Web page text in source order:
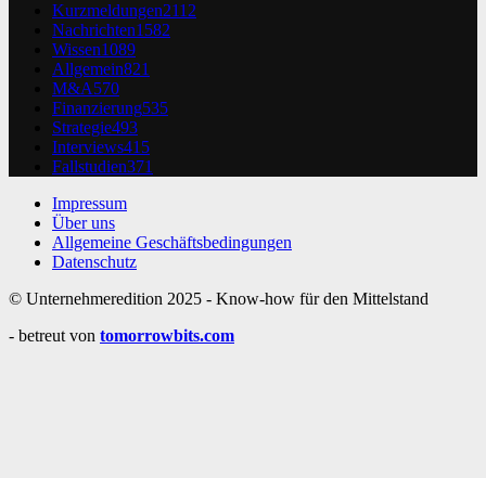
Kurzmeldungen2112
Nachrichten1582
Wissen1089
Allgemein821
M&A570
Finanzierung535
Strategie493
Interviews415
Fallstudien371
Impressum
Über uns
Allgemeine Geschäftsbedingungen
Datenschutz
© Unternehmeredition 2025 - Know-how für den Mittelstand
- betreut von tomorrowbits.com